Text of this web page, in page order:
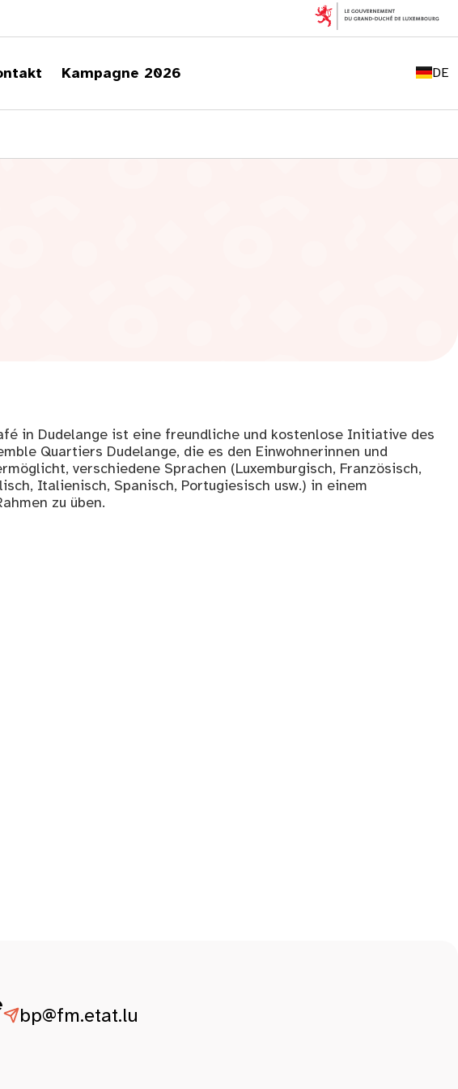
Kampagne 2026 DE
FR
LU
in Dudelange ist eine freundliche und kostenlose Initiative des
Quartiers Dudelange, die es den Einwohnerinnen und
verschiedene Sprachen (Luxemburgisch, Französisch,
Italienisch, Spanisch, Portugiesisch usw.) in einem
zu üben.
bp@fm.etat.lu